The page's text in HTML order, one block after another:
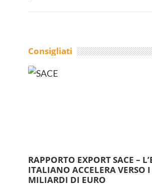
Consigliati
RAPPORTO EXPORT SACE –
ITALIANO ACCELERA VERSO
MILIARDI DI EURO